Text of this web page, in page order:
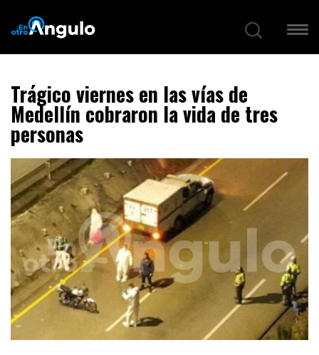
Trágico viernes en las vías de
Medellín cobraron la vida de tres
personas